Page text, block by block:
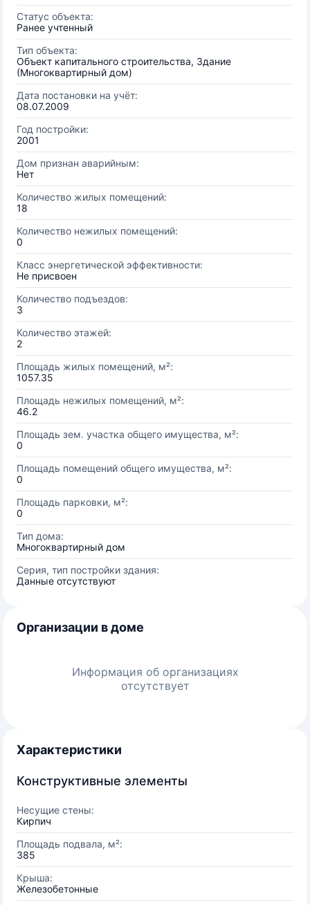
Статус объекта:
Ранее учтенный
Тип объекта:
Объект капитального строительства, Здание
(Многоквартирный дом)
Дата постановки на учёт:
08.07.2009
Год постройки:
2001
Дом признан аварийным:
Нет
Количество жилых помещений:
18
Количество нежилых помещений:
0
Класс энергетической эффективности:
Не присвоен
Количество подъездов:
3
Количество этажей:
2
Площадь жилых помещений, м²:
1057.35
Площадь нежилых помещений, м²:
46.2
Площадь зем. участка общего имущества, м²:
0
Площадь помещений общего имущества, м²:
0
Площадь парковки, м²:
0
Тип дома:
Многоквартирный дом
Серия, тип постройки здания:
Данные отсутствуют
Организации в доме
Информация об организациях
отсутствует
Характеристики
Конструктивные элементы
Несущие стены:
Кирпич
Площадь подвала, м²:
385
Крыша:
Железобетонные